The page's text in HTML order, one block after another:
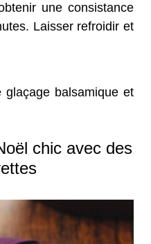
une consistance
Laisser refroidir et
balsamique et
chic avec des